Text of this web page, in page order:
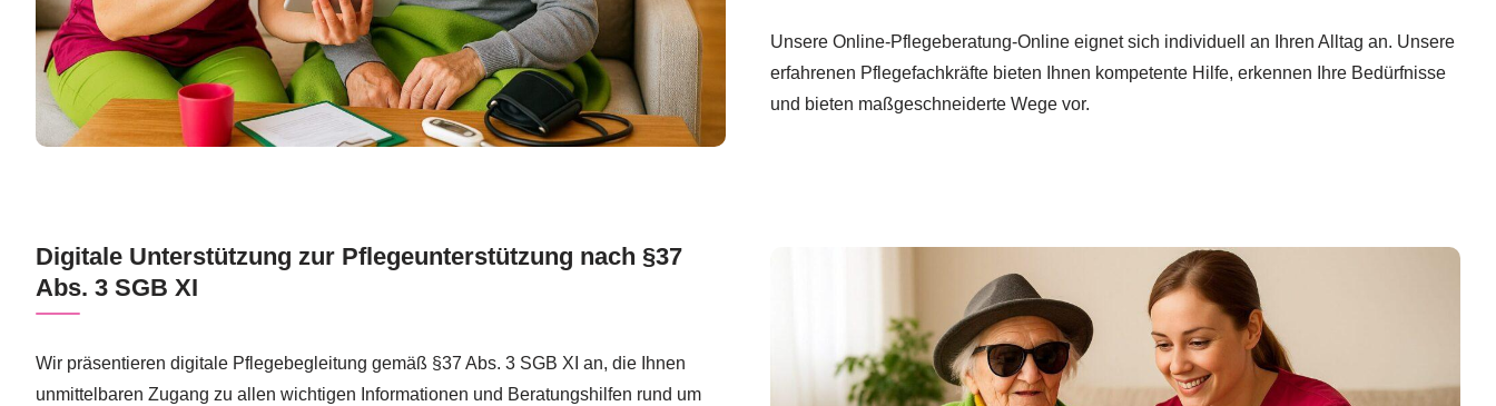
Unsere Online-Pflegeberatung-Online eignet sich individuell an Ihren Alltag an. Unsere
erfahrenen Pflegefachkräfte bieten Ihnen kompetente Hilfe, erkennen Ihre Bedürfnisse
und bieten maßgeschneiderte Wege vor.
Digitale Unterstützung zur Pflegeunterstützung nach §37
Abs. 3 SGB XI
Wir präsentieren digitale Pflegebegleitung gemäß §37 Abs. 3 SGB XI an, die Ihnen
unmittelbaren Zugang zu allen wichtigen Informationen und Beratungshilfen rund um